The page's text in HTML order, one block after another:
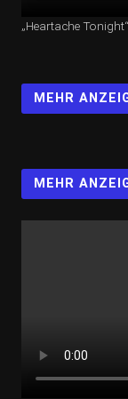
„Heartache
MEHR
MEHR